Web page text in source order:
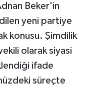
Beker'in
yeni partiye
konusu. Şimdilik
olarak siyasi
ifade
süreçte